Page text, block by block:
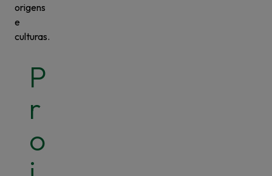
origens
e
culturas.
P
r
o